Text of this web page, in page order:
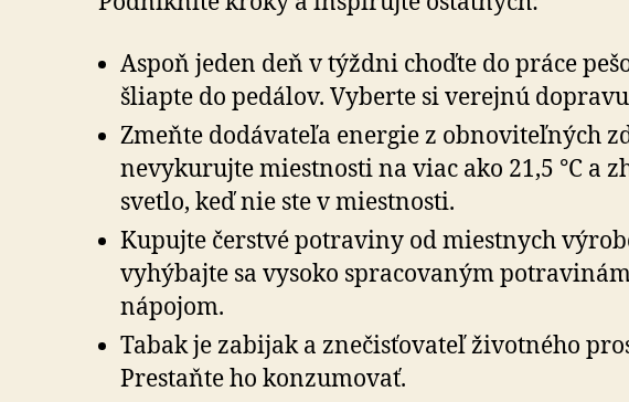
Aspoň jeden deň v týždni choďte do práce
šliapte do pedálov. Vyberte si verejnú
Zmeňte dodávateľa energie z obnoviteľných
nevykurujte miestnosti na viac ako 21,5 °C a
svetlo, keď nie ste v miestnosti.
Kupujte čerstvé potraviny od miestnych
vyhýbajte sa vysoko spracovaným
nápojom.
Tabak je zabijak a znečisťovateľ životného
Prestaňte ho konzumovať.